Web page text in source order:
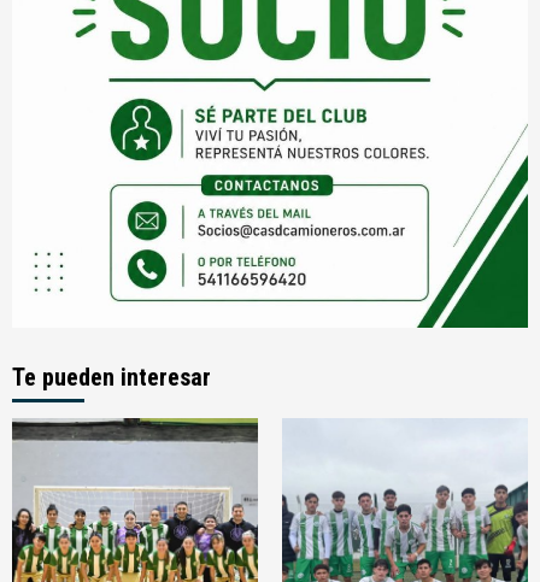
Te pueden interesar